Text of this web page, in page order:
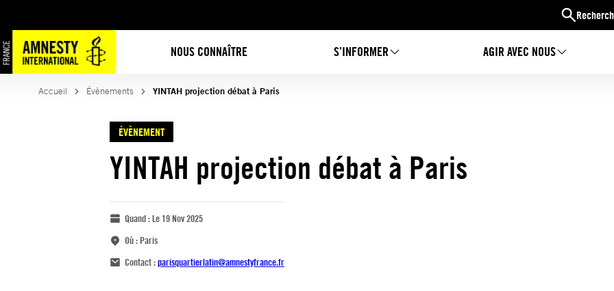
NOUS CONNAÎTRE S’INFORMER AGIR AVEC NOUS
Accueil Évènements YINTAH projection débat à Paris
ÉVÈNEMENT
YINTAH projection débat à Paris
Quand :Le 19 Nov 2025
Où :Paris
Contact :parisquartierlatin@amnestyfrance.fr